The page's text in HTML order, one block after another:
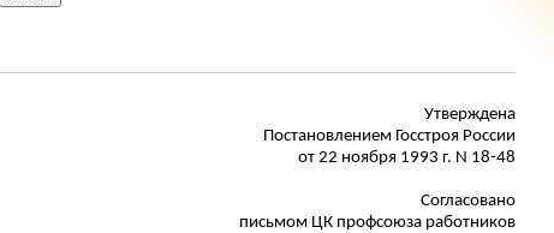
Утверждена
Постановлением Госстроя России
от 22 ноября 1993 г. N 18-48
Согласовано
письмом ЦК профсоюза работников